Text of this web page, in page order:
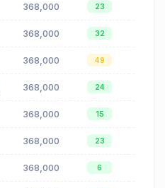
368,000 23
368,000 32
368,000 49
368,000 24
368,000 15
368,000 23
368,000 6